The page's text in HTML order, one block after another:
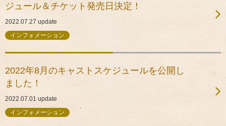
ジュール＆チケット発売日決定！
2022.07.27 update
インフォメーション
2022年8月のキャストスケジュールを公開し
ました！
2022.07.01 update
インフォメーション